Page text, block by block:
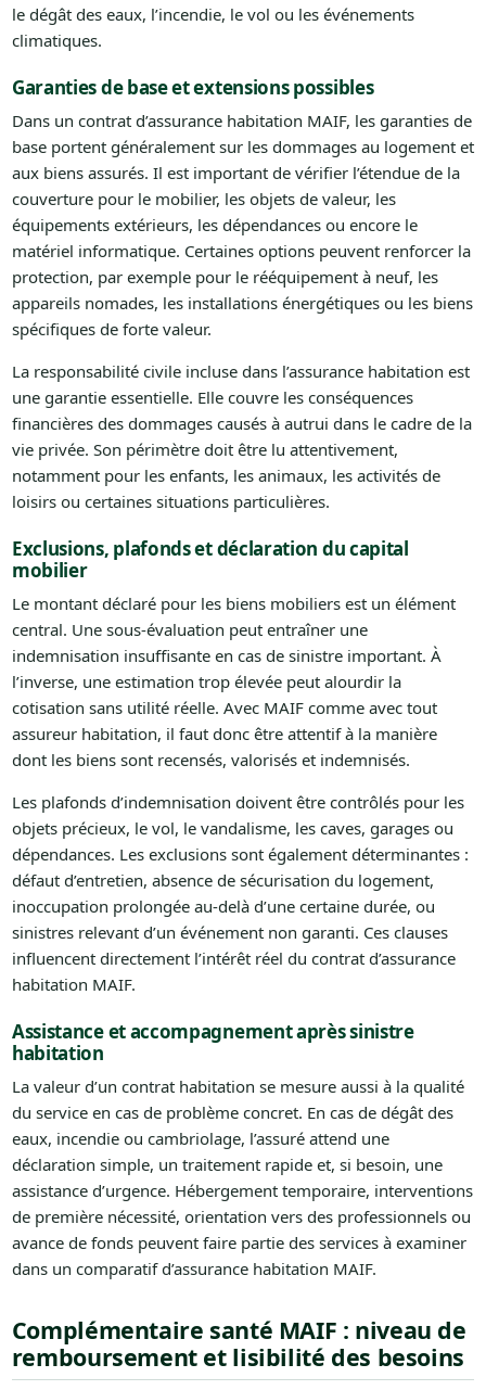
le dégât des eaux, l’incendie, le vol ou les événements
climatiques.
Garanties de base et extensions possibles
Dans un contrat d’assurance habitation MAIF, les garanties de
base portent généralement sur les dommages au logement et
aux biens assurés. Il est important de vérifier l’étendue de la
couverture pour le mobilier, les objets de valeur, les
équipements extérieurs, les dépendances ou encore le
matériel informatique. Certaines options peuvent renforcer la
protection, par exemple pour le rééquipement à neuf, les
appareils nomades, les installations énergétiques ou les biens
spécifiques de forte valeur.
La responsabilité civile incluse dans l’assurance habitation est
une garantie essentielle. Elle couvre les conséquences
financières des dommages causés à autrui dans le cadre de la
vie privée. Son périmètre doit être lu attentivement,
notamment pour les enfants, les animaux, les activités de
loisirs ou certaines situations particulières.
Exclusions, plafonds et déclaration du capital
mobilier
Le montant déclaré pour les biens mobiliers est un élément
central. Une sous-évaluation peut entraîner une
indemnisation insuffisante en cas de sinistre important. À
l’inverse, une estimation trop élevée peut alourdir la
cotisation sans utilité réelle. Avec MAIF comme avec tout
assureur habitation, il faut donc être attentif à la manière
dont les biens sont recensés, valorisés et indemnisés.
Les plafonds d’indemnisation doivent être contrôlés pour les
objets précieux, le vol, le vandalisme, les caves, garages ou
dépendances. Les exclusions sont également déterminantes :
défaut d’entretien, absence de sécurisation du logement,
inoccupation prolongée au-delà d’une certaine durée, ou
sinistres relevant d’un événement non garanti. Ces clauses
influencent directement l’intérêt réel du contrat d’assurance
habitation MAIF.
Assistance et accompagnement après sinistre
habitation
La valeur d’un contrat habitation se mesure aussi à la qualité
du service en cas de problème concret. En cas de dégât des
eaux, incendie ou cambriolage, l’assuré attend une
déclaration simple, un traitement rapide et, si besoin, une
assistance d’urgence. Hébergement temporaire, interventions
de première nécessité, orientation vers des professionnels ou
avance de fonds peuvent faire partie des services à examiner
dans un comparatif d’assurance habitation MAIF.
Complémentaire santé MAIF : niveau de
remboursement et lisibilité des besoins